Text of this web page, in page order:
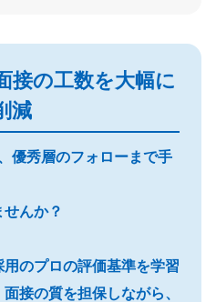
接の工数を大幅に
減
優秀層のフォローまで手
んか？
のプロの評価基準を学習
接の質を担保しながら、